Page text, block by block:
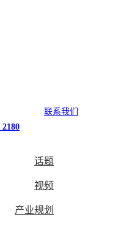
联系我们
话题
视频
产业规划